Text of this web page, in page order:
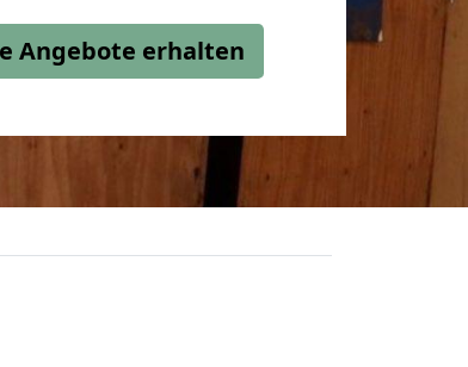
Angebote erhalten